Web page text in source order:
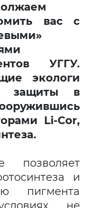
вас с
УГГУ.
экологи
защиты в
Li-Cor,
позволяет
и
пигмента